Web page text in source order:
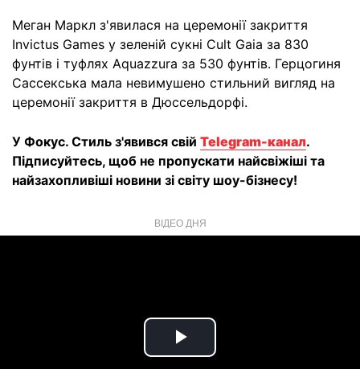
Меган Маркл з'явилася на церемонії закриття
Invictus Games у зеленій сукні Cult Gaia за 830
фунтів і туфлях Aquazzura за 530 фунтів. Герцогиня
Сассекська мала невимушено стильний вигляд на
церемонії закриття в Дюссельдорфі.
У Фокус. Стиль з'явився свій Telegram-канал.
Підписуйтесь, щоб не пропускати найсвіжіші та
найзахопливіші новини зі світу шоу-бізнесу!
ВІДЕО ДНЯ
Play